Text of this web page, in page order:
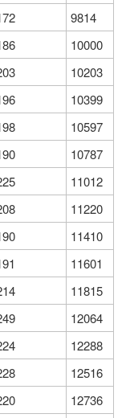
9814
10000
10203
10399
10597
10787
11012
11220
11410
11601
11815
12064
12288
12516
12736